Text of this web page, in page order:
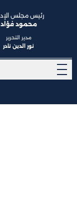
رئيس مجلس
محمود فؤاد
مدير التحرير
نور الدين نادر